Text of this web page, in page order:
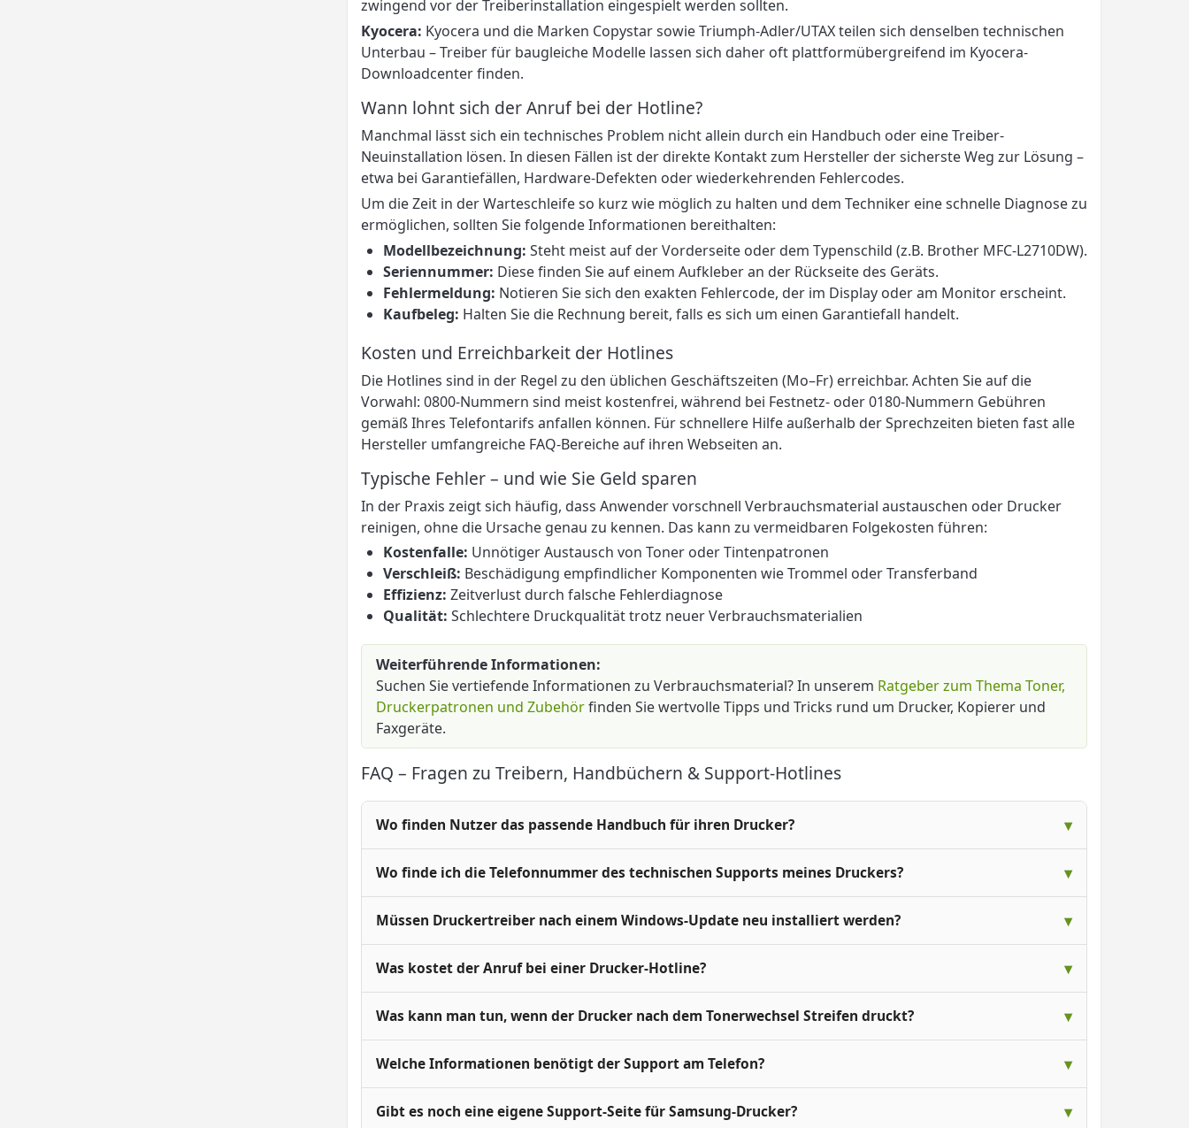
zwingend vor der Treiberinstallation eingespielt werden sollten.
Kyocera: Kyocera und die Marken Copystar sowie Triumph-Adler/UTAX teilen sich denselben technischen
Unterbau – Treiber für baugleiche Modelle lassen sich daher oft plattformübergreifend im Kyocera-
Downloadcenter finden.
Wann lohnt sich der Anruf bei der Hotline?
Manchmal lässt sich ein technisches Problem nicht allein durch ein Handbuch oder eine Treiber-
Neuinstallation lösen. In diesen Fällen ist der direkte Kontakt zum Hersteller der sicherste Weg zur Lösung –
etwa bei Garantiefällen, Hardware-Defekten oder wiederkehrenden Fehlercodes.
Um die Zeit in der Warteschleife so kurz wie möglich zu halten und dem Techniker eine schnelle Diagnose zu
ermöglichen, sollten Sie folgende Informationen bereithalten:
Modellbezeichnung: Steht meist auf der Vorderseite oder dem Typenschild (z.B. Brother MFC-L2710DW).
Seriennummer: Diese finden Sie auf einem Aufkleber an der Rückseite des Geräts.
Fehlermeldung: Notieren Sie sich den exakten Fehlercode, der im Display oder am Monitor erscheint.
Kaufbeleg: Halten Sie die Rechnung bereit, falls es sich um einen Garantiefall handelt.
Kosten und Erreichbarkeit der Hotlines
Die Hotlines sind in der Regel zu den üblichen Geschäftszeiten (Mo–Fr) erreichbar. Achten Sie auf die
Vorwahl: 0800-Nummern sind meist kostenfrei, während bei Festnetz- oder 0180-Nummern Gebühren
gemäß Ihres Telefontarifs anfallen können. Für schnellere Hilfe außerhalb der Sprechzeiten bieten fast alle
Hersteller umfangreiche FAQ-Bereiche auf ihren Webseiten an.
Typische Fehler – und wie Sie Geld sparen
In der Praxis zeigt sich häufig, dass Anwender vorschnell Verbrauchsmaterial austauschen oder Drucker
reinigen, ohne die Ursache genau zu kennen. Das kann zu vermeidbaren Folgekosten führen:
Kostenfalle: Unnötiger Austausch von Toner oder Tintenpatronen
Verschleiß: Beschädigung empfindlicher Komponenten wie Trommel oder Transferband
Effizienz: Zeitverlust durch falsche Fehlerdiagnose
Qualität: Schlechtere Druckqualität trotz neuer Verbrauchsmaterialien
Weiterführende Informationen:
Suchen Sie vertiefende Informationen zu Verbrauchsmaterial? In unserem Ratgeber zum Thema Toner,
Druckerpatronen und Zubehörfinden Sie wertvolle Tipps und Tricks rund um Drucker, Kopierer und
Faxgeräte.
FAQ – Fragen zu Treibern, Handbüchern & Support-Hotlines
Wo finden Nutzer das passende Handbuch für ihren Drucker?
Wo finde ich die Telefonnummer des technischen Supports meines Druckers?
Müssen Druckertreiber nach einem Windows-Update neu installiert werden?
Was kostet der Anruf bei einer Drucker-Hotline?
Was kann man tun, wenn der Drucker nach dem Tonerwechsel Streifen druckt?
Welche Informationen benötigt der Support am Telefon?
Gibt es noch eine eigene Support-Seite für Samsung-Drucker?